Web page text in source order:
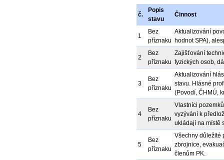
č.
Popis
stavu
Činnost
1
Bez
příznaku
Aktualizování
hodnot SPA),
2
Bez
příznaku
Zajišťování
fyzických osob,
3
Bez
příznaku
Aktualizování
stavu. Hlásné
(Povodí, ČHMÚ,
4
Bez
příznaku
Vlastníci
vyzývání k
ukládají na místě
5
Bez
příznaku
Všechny důležité
zbrojnice,
členům PK.